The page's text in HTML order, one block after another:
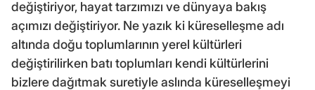
değiştiriyor, hayat tarzımızı ve dünyaya bakış
açımızı değiştiriyor. Ne yazık ki küreselleşme adı
altında doğu toplumlarının yerel kültürleri
değiştirilirken batı toplumları kendi kültürlerini
bizlere dağıtmak suretiyle aslında küreselleşmeyi